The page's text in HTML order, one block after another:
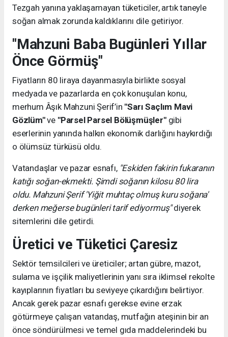
Tezgah yanına yaklaşamayan tüketiciler, artık taneyle
soğan almak zorunda kaldıklarını dile getiriyor.
"Mahzuni Baba Bugünleri Yıllar
Önce Görmüş"
Fiyatların 80 liraya dayanmasıyla birlikte sosyal
medyada ve pazarlarda en çok konuşulan konu,
merhum Âşık Mahzuni Şerif’in "Sarı Saçlım Mavi
Gözlüm"ve "Parsel Parsel Bölüşmüşler"gibi
eserlerinin yanında halkın ekonomik darlığını haykırdığı
o ölümsüz türküsü oldu.
Vatandaşlar ve pazar esnafı, "Eskiden fakirin fukaranın
katığı soğan-ekmekti. Şimdi soğanın kilosu 80 lira
oldu. Mahzuni Şerif 'Yiğit muhtaç olmuş kuru soğana'
derken meğerse bugünleri tarif ediyormuş"diyerek
sitemlerini dile getirdi.
Üretici ve Tüketici Çaresiz
Sektör temsilcileri ve üreticiler; artan gübre, mazot,
sulama ve işçilik maliyetlerinin yanı sıra iklimsel rekolte
kayıplarının fiyatları bu seviyeye çıkardığını belirtiyor.
Ancak gerek pazar esnafı gerekse evine erzak
götürmeye çalışan vatandaş, mutfağın ateşinin bir an
önce söndürülmesi ve temel gıda maddelerindeki bu